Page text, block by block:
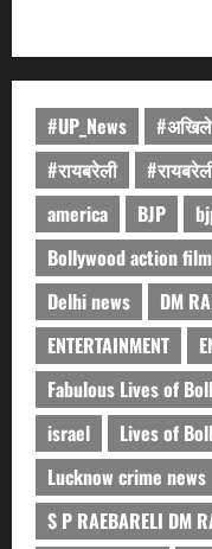
#UP_News
#रायबरेली
america
BJP
Bollywood action
Delhi news
DM
ENTERTAINMENT
Fabulous Lives of
israel
Lives of
Lucknow crime news
S P RAEBARELI DM